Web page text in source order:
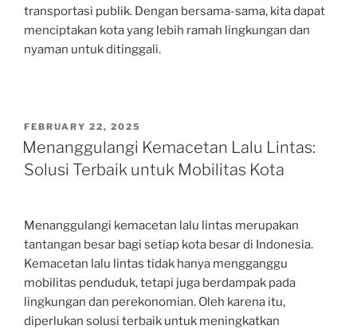
transportasi publik. Dengan bersama-sama, kita dapat
menciptakan kota yang lebih ramah lingkungan dan
nyaman untuk ditinggali.
POSTED
ON
FEBRUARY 22, 2025
Menanggulangi Kemacetan Lalu Lintas:
Solusi Terbaik untuk Mobilitas Kota
Menanggulangi kemacetan lalu lintas merupakan
tantangan besar bagi setiap kota besar di Indonesia.
Kemacetan lalu lintas tidak hanya mengganggu
mobilitas penduduk, tetapi juga berdampak pada
lingkungan dan perekonomian. Oleh karena itu,
diperlukan solusi terbaik untuk meningkatkan